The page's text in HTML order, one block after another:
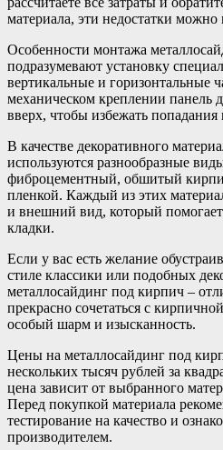
материала, эти недостатки
Особенности монтажа
подразумевают установку
вертикальные и горизонтальные
механическом креплении панель
вверх, чтобы избежать попадания
В качестве декоративного
используются разнообразные
фиброцементный, обшитый
пленкой. Каждый из этих
и внешний вид, который
кладки.
Если у вас есть желание
стиле классики или подобных
металлосайдинг под кирпич –
прекрасно сочетаться с
особый шарм и изысканность.
Цены на металлосайдинг под
нескольких тысяч рублей за
цена зависит от выбранного
Перед покупкой материала
тестирование на качество и
производителем.